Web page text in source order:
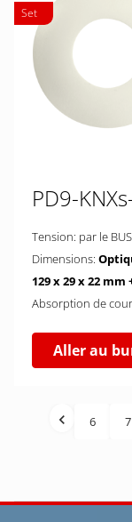
Set
PD9-
Tension: par le
Dimensions:
129 x
Aller au
6 7